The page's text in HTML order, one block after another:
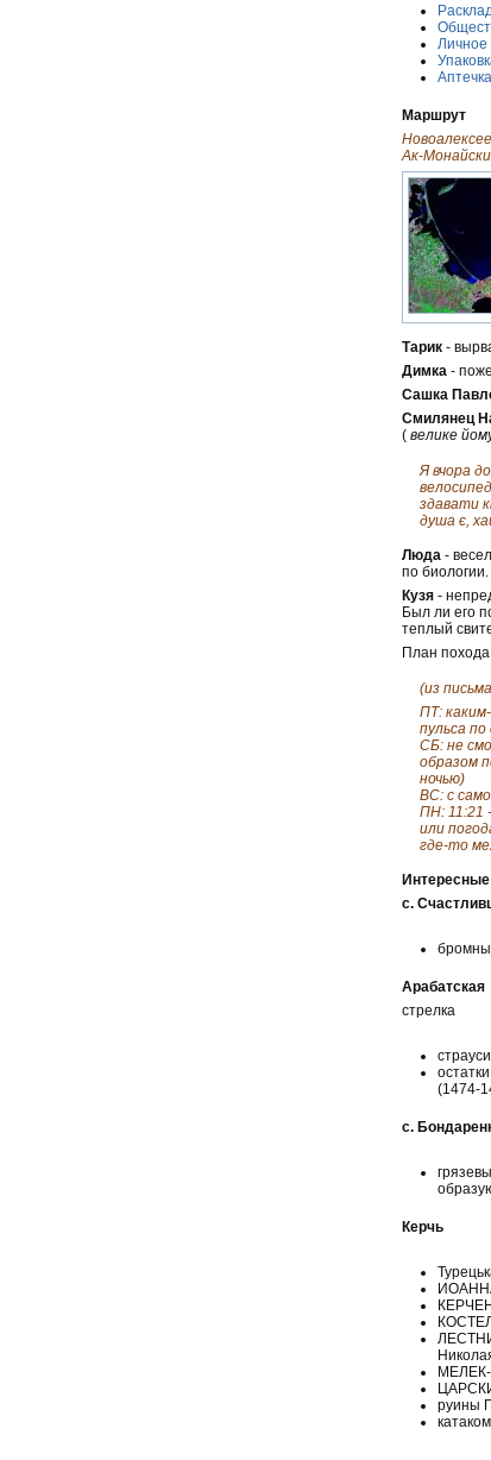
Аптечка
Маршрут
Ак-
Тарик-
Димка-
Сашка
Смилянец
( велике
Я вчора
здавати
душа є,
Люда-
по биологии.
Кузя-
Был ли его
теплый
План
(из
ПТ:
пульса
СБ: не
образом
ночью)
ВС: с
ПН: 11:21
или
где-то
с.
Арабатская
стрелка
(1474-
с.
Керчь
МЕЛЕК-
руины